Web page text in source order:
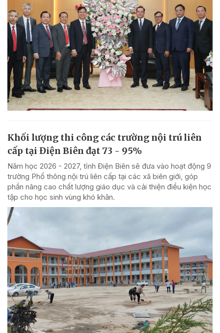
Khối lượng thi công các trường nội trú liên
cấp tại Điện Biên đạt 73 - 95%
Năm học 2026 - 2027, tỉnh Điện Biên sẽ đưa vào hoạt động 9
trường Phổ thông nội trú liên cấp tại các xã biên giới, góp
phần nâng cao chất lượng giáo dục và cải thiện điều kiện học
tập cho học sinh vùng khó khăn.